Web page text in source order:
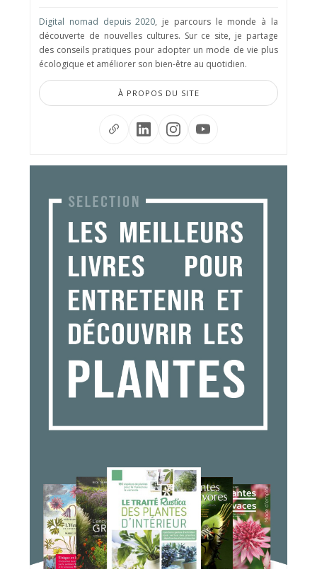
Digital nomad depuis 2020, je parcours le monde à la
découverte de nouvelles cultures. Sur ce site, je partage
des conseils pratiques pour adopter un mode de vie plus
écologique et améliorer son bien-être au quotidien.
À PROPOS DU SITE